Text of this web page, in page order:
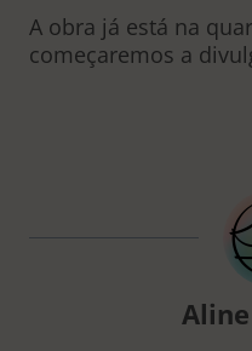
A obra já está na
começaremos a